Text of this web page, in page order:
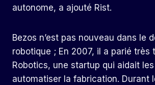
autonome, a ajouté Rist.
Bezos n’est pas nouveau dans le
robotique ; En 2007, il a parié très
Robotics, une startup qui aidait
automatiser la fabrication. Durant